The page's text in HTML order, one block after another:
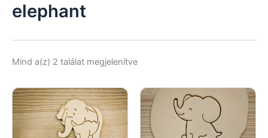
elephant
Mind a(z) 2 találat megjelenítveSorted